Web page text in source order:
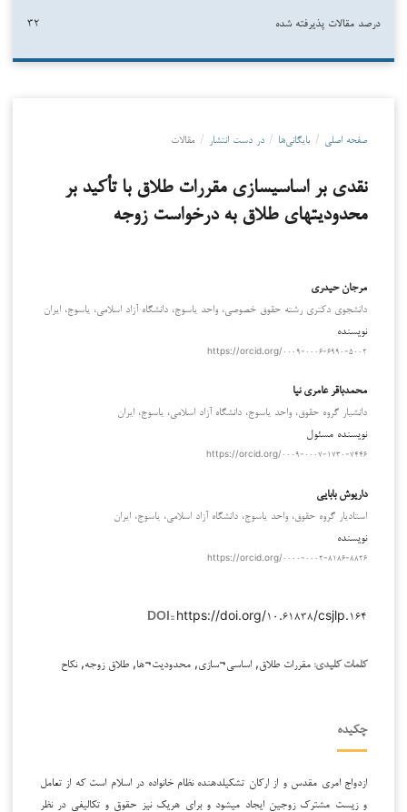
درصد مقالات پذیرفته شده ۳۲
صفحه اصلی / بایگانی‌ها / در دست انتشار / مقالات
نقدی بر اساسی­سازی مقررات طلاق با تأکید بر
محدودیت­های طلاق به درخواست زوجه
مرجان حیدری
دانشجوی دکتری رشته حقوق خصوصی، واحد یاسوج، دانشگاه آزاد اسلامی، یاسوج، ایران
نویسنده
https://orcid.org/۰۰۰۹-۰۰۰۶-۶۹۹۰-۵۰۰۲
محمدباقر عامری نیا
دانشیار گروه حقوق، واحد یاسوج، دانشگاه آزاد اسلامی، یاسوج، ایران
نویسنده مسئول
https://orcid.org/۰۰۰۹-۰۰۰۷-۱۷۳۰-۷۴۴۶
داریوش بابایی
استادیار گروه حقوق، واحد یاسوج، دانشگاه آزاد اسلامی، یاسوج، ایران
نویسنده
https://orcid.org/۰۰۰۰-۰۰۰۲-۸۱۸۶-۸۸۲۶
DOI:: https://doi.org/۱۰.۶۱۸۳۸/csjlp.۱۶۴
کلمات کلیدی: مقررات طلاق, اساسی¬سازی, محدودیت¬ها, طلاق زوجه, نکاح
چکیده
ازدواج امری مقدس و از ارکان تشکیل­دهنده نظام خانواده در اسلام است که از تعامل
و زیست مشترک زوجین ایجاد می­شود و برای هریک نیز حقوق و تکالیفی در نظر